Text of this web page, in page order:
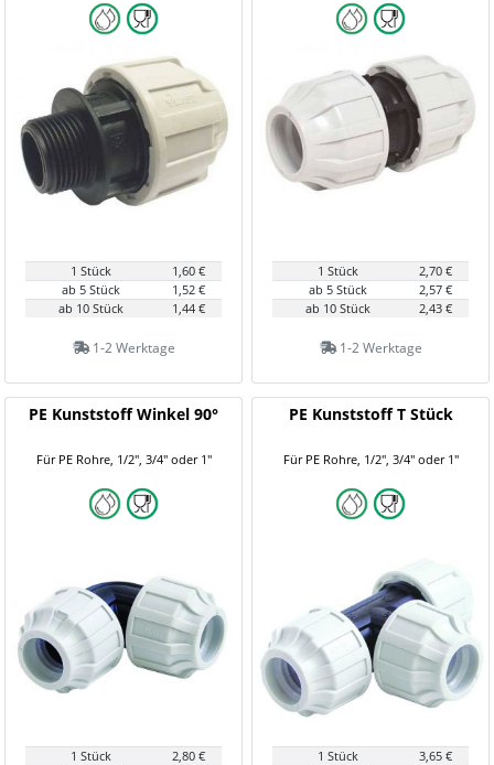
1 Stück
1,60 €
ab 5 Stück
1,52 €
ab 10 Stück
1,44 €
1-2 Werktage
1 Stück
2,70 €
ab 5 Stück
2,57 €
ab 10 Stück
2,43 €
1-2 Werktage
PE Kunststoff Winkel 90°
Für PE Rohre, 1/2", 3/4" oder 1"
1 Stück
2,80 €
PE Kunststoff T Stück
Für PE Rohre, 1/2", 3/4" oder 1"
1 Stück
3,65 €